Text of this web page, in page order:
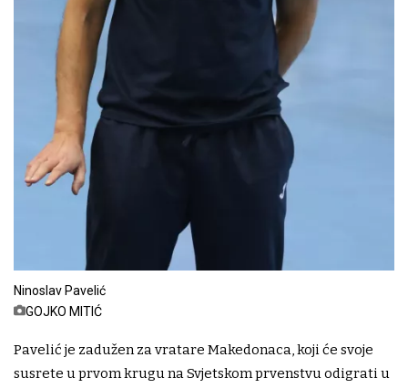
Ninoslav Pavelić
GOJKO MITIĆ
Pavelić je zadužen za vratare Makedonaca, koji će svoje
susrete u prvom krugu na Svjetskom prvenstvu odigrati u